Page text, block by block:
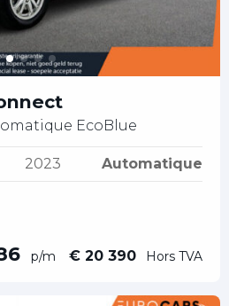
EcoBlue
2023 Automatique
p/m € 20 390 Hors TVA